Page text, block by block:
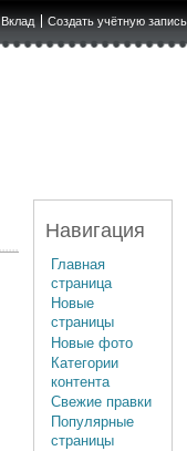
Вклад Создать учётную запись
Навигация
Главная
страница
Новые
страницы
Новые фото
Категории
контента
Свежие правки
Популярные
страницы